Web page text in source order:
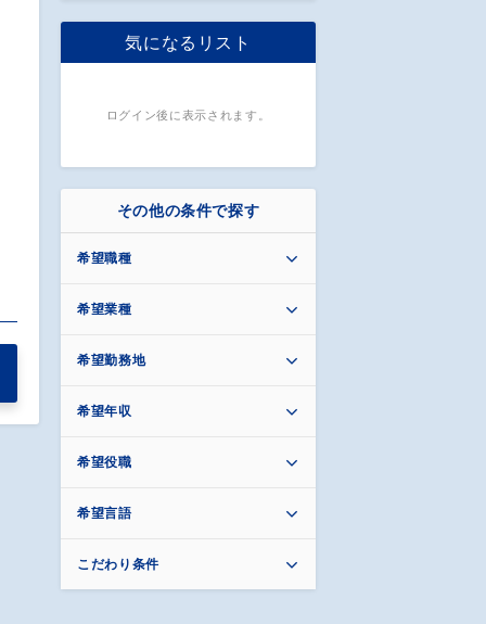
気になるリスト
ログイン後に表示されます。
その他の条件で探す
希望職種
希望業種
希望勤務地
希望年収
希望役職
希望言語
こだわり条件